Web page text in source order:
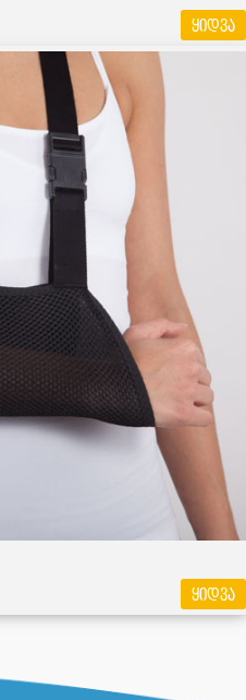
ყიდვა
ყიდვა